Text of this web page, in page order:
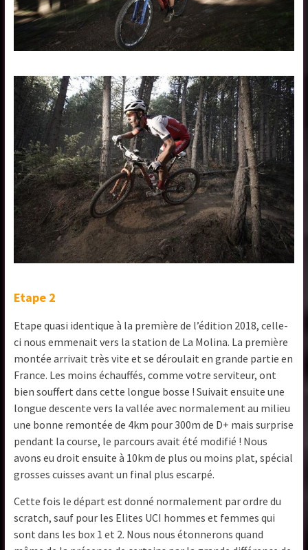
Etape 2
Etape quasi identique à la première de l’édition 2018, celle-
ci nous emmenait vers la station de La Molina. La première
montée arrivait très vite et se déroulait en grande partie en
France. Les moins échauffés, comme votre serviteur, ont
bien souffert dans cette longue bosse ! Suivait ensuite une
longue descente vers la vallée avec normalement au milieu
une bonne remontée de 4km pour 300m de D+ mais surprise
pendant la course, le parcours avait été modifié ! Nous
avons eu droit ensuite à 10km de plus ou moins plat, spécial
grosses cuisses avant un final plus escarpé.
Cette fois le départ est donné normalement par ordre du
scratch, sauf pour les Elites UCI hommes et femmes qui
sont dans les box 1 et 2. Nous nous étonnerons quand